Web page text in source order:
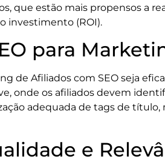
que estão mais propensos a
investimento (ROI).
para
de Afiliados com SEO seja
onde os afiliados devem
adequada de tags de
e